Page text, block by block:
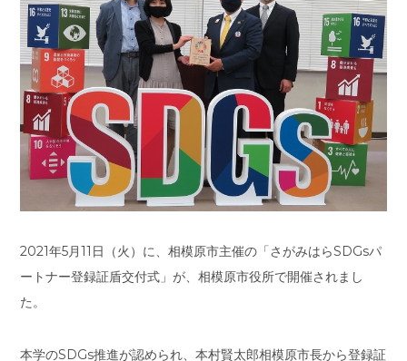
2021年5月11日（火）に、相模原市主催の「さがみはらSDGsパ
ートナー登録証盾交付式」が、相模原市役所で開催されまし
た。
本学のSDGs推進が認められ、本村賢太郎相模原市長から登録証